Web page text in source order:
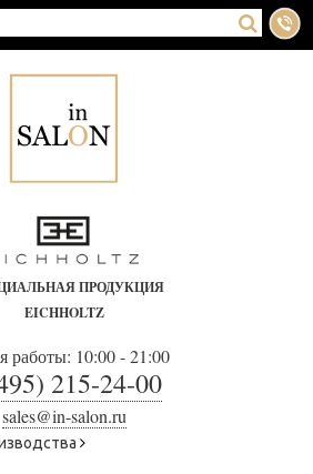
ПРОДУКЦИЯ
EICHHOLTZ
работы: 10:00 - 21:00
215-24-00
sales@in-salon.ru